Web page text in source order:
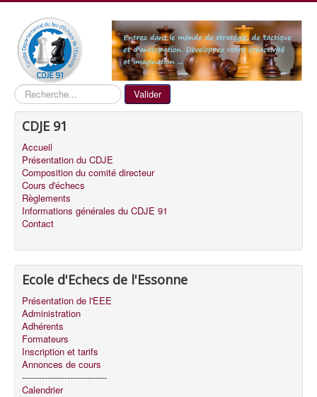
Recherche Valider
CDJE 91
Accueil
Présentation du CDJE
Composition du comité directeur
Cours d'échecs
Règlements
Informations générales du CDJE 91
Contact
Ecole d'Echecs de l'Essonne
Présentation de l'EEE
Administration
Adhérents
Formateurs
Inscription et tarifs
Annonces de cours
------------------------------
Calendrier